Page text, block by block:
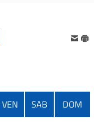
VEN SAB DOM